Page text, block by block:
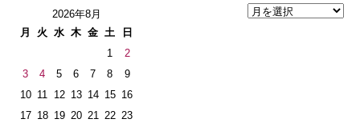
2026年8月
月
火 水 木 金 土 日
1
2
3
4 5 6 7 8
9
10 11 12 13 14 15 16
17 18 19 20 21 22 23